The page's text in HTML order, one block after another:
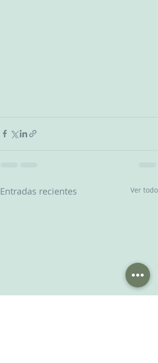
Entradas recientes Ver todo